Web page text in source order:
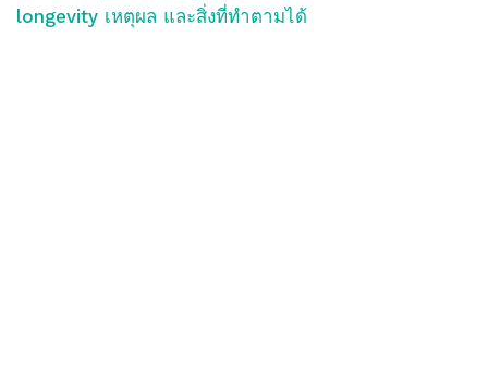
longevity เหตุผล และสิ่งที่ทำตามได้